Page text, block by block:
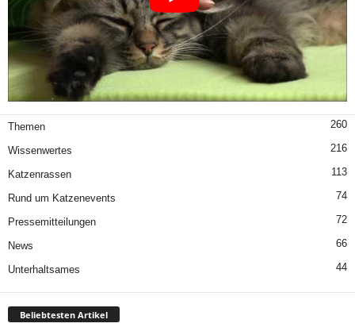
Themen 260
Wissenwertes 216
Katzenrassen 113
Rund um Katzenevents 74
Pressemitteilungen 72
News 66
Unterhaltsames 44
Beliebtesten Artikel